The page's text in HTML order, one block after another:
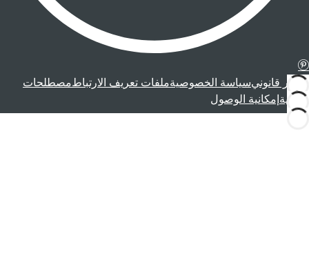
إشعار قانونيسياسة الخصوصيةملفات تعريف الارتباطمصطلحات
قانونية إمكانية الوصول